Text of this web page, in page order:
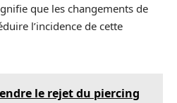
que les changements de
l’incidence de cette
le rejet du piercing